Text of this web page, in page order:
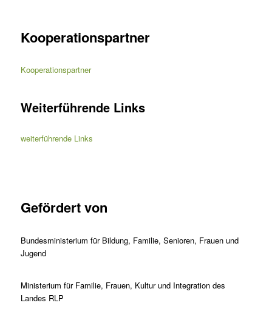
Kooperationspartner
Kooperationspartner
Weiterführende Links
weiterführende Links
Gefördert von
Bundesministerium für Bildung, Familie, Senioren, Frauen und
Jugend
Ministerium für Familie, Frauen, Kultur und Integration des
Landes RLP